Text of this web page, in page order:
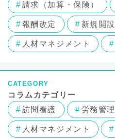
請求（加算・保険）
報酬改定 新規開設
人材マネジメント
CATEGORY
コラムカテゴリー
訪問看護
労務管理
人材マネジメント